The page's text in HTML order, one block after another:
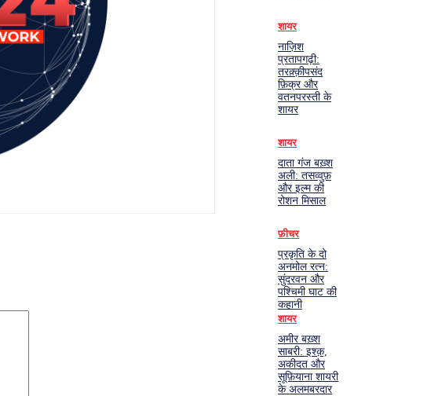
शायर
नाज़िश
प्रतापगढ़ी:
तरक़्क़ीपसंद
फ़िक्र और
वतनपरस्ती के
शायर
शायर
दाता गंज बख़्श
अली: तसव्वुफ़
और इल्म की
रोशन मिसाल
फ़ीचर
प्रकृति के दो
अनमोल रत्न:
सुंदरवन और
पश्चिमी घाट की
कहानी
शायर
अमीर बख़्श
साबरी: इश्क़,
अकीदत और
सूफ़ियाना शायरी
के अलमबरदार